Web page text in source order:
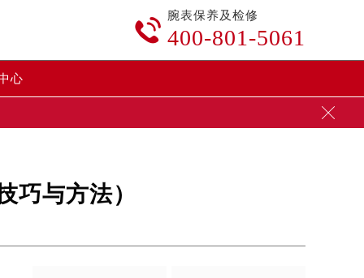

腕表保养及检修
400-801-5061
心

巧与方法）